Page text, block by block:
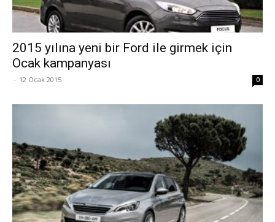
2015 yılına yeni bir Ford ile girmek için
Ocak kampanyası
- 12 Ocak 2015 0